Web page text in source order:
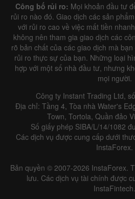
Công bố rủi ro: Mọi khoản đầu tư
rủi ro nào đó. Giao dịch các sản
với rủi ro cao về việc mất tiền
không nên tham gia giao dịch các
rõ bản chất của các giao dịch mà
rủi ro thực sự của bạn. Những loại
hợp với một số nhà đầu tư, nhưng
mọi người.
Công ty Instant Trading Ltd,
Địa chỉ: Tầng 4, Tòa nhà Water's
Town, Tortola, Quần đảo
Số giấy phép SIBA/L/14/1082
Các dịch vụ được cung cấp dưới
InstaForex.
Bản quyền © 2007-2026 InstaForex.
lưu. Các dịch vụ tài chính được
InstaFintech.